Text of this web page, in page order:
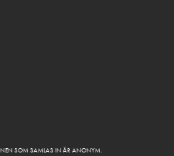
SOM SAMLAS IN ÄR ANONYM.